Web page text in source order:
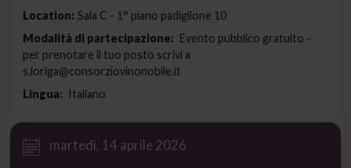
Location: Sala C - 1° piano padiglione 10
Modalità di partecipazione: Evento pubblico gratuito -
per prenotare il tuo posto scrivi a
s.loriga@consorziovinonobile.it
Lingua: Italiano
martedì, 14 aprile 2026